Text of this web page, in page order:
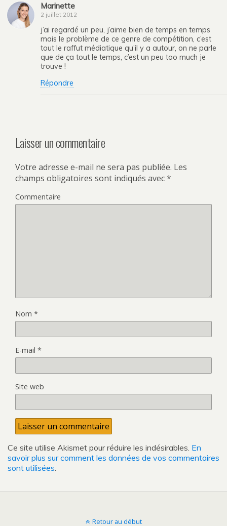
Marinette
2 juillet 2012
j’ai regardé un peu, j’aime bien de temps en temps
mais le problème de ce genre de compétition, c’est
tout le raffut médiatique qu’il y a autour, on ne parle
que de ça tout le temps, c’est un peu too much je
trouve !
Répondre
Laisser un commentaire
Votre adresse e-mail ne sera pas publiée. Les
champs obligatoires sont indiqués avec*
Commentaire
Nom *
E-mail *
Site web
Ce site utilise Akismet pour réduire les indésirables. En
savoir plus sur comment les données de vos commentaires
sont utilisées
Retour au début